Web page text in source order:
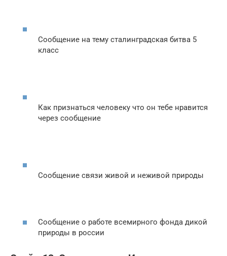
Сообщение на тему сталинградская битва 5
класс
Как признаться человеку что он тебе нравится
через сообщение
Сообщение связи живой и неживой природы
Сообщение о работе всемирного фонда дикой
природы в россии